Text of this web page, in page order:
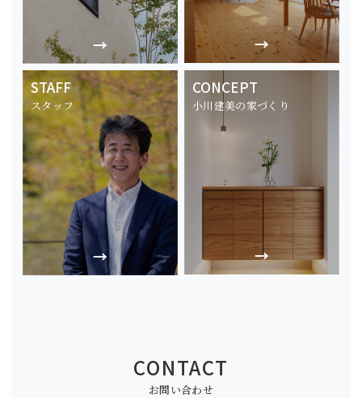
STAFF
スタッフ
CONCEPT
小川建美の家づくり
CONTACT
お問い合わせ